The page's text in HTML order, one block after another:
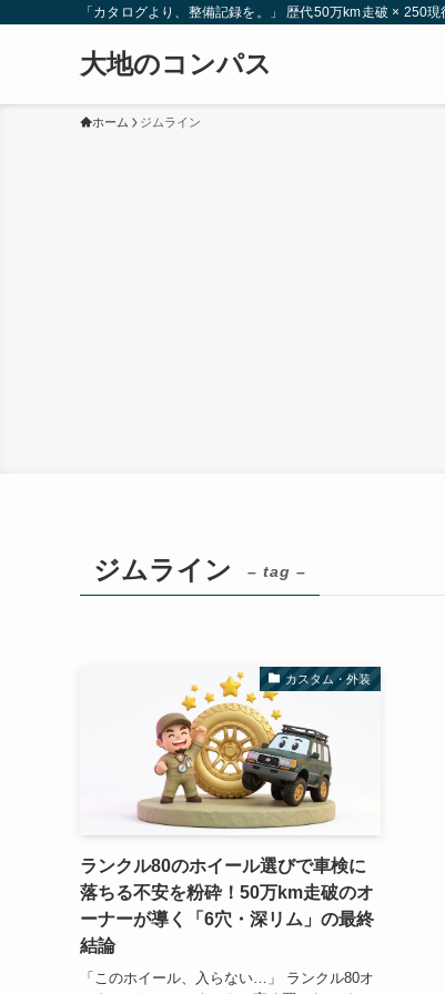
「カタログより、整備記録を。」 歴代50万km走破 × 250
大地のコンパス
ホーム ジムライン
ジムライン – tag –
カスタム・外装
ランクル80のホイール選びで車検に
落ちる不安を粉砕！50万km走破のオ
ーナーが導く「6穴・深リム」の最終
結論
「このホイール、入らない…」 ランクル80オ